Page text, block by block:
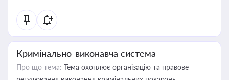
Кримінально-виконавча система
Про що тема: Тема охоплює організацію та правове